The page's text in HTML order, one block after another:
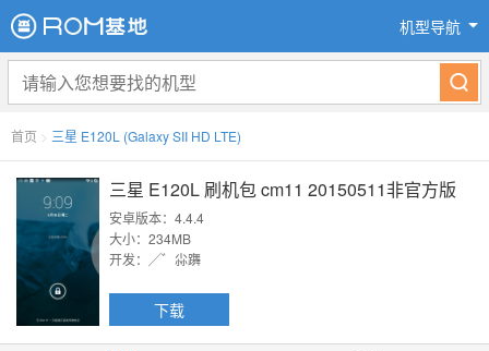
机型导航
首页 > 三星 E120L (Galaxy SII HD LTE)
三星 E120L 刷机包 cm11 20150511非官方版
安卓版本：4.4.4
大小：234MB
开发：╱゛尛躌
下载